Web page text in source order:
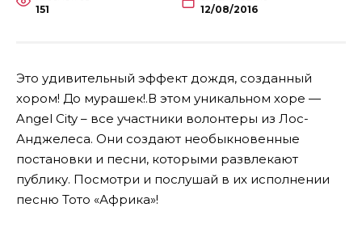
151 12/08/2016
Это удивительный эффект дождя, созданный
хором! До мурашек!.В этом уникальном хоре —
Angel City – все участники волонтеры из Лос-
Анджелеса. Они создают необыкновенные
постановки и песни, которыми развлекают
публику. Посмотри и послушай в их исполнении
песню Тото «Африка»!